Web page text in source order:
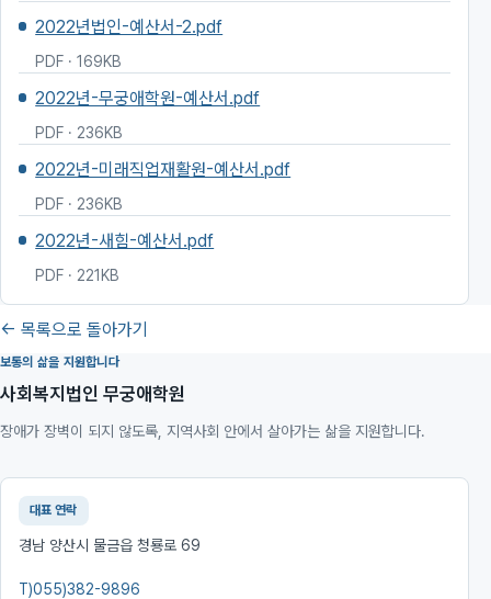
2022년법인-예산서-2.pdf
PDF · 169KB
2022년-무궁애학원-예산서.pdf
PDF · 236KB
2022년-미래직업재활원-예산서.pdf
PDF · 236KB
2022년-새힘-예산서.pdf
PDF · 221KB
← 목록으로 돌아가기
보통의 삶을 지원합니다
사회복지법인 무궁애학원
장애가 장벽이 되지 않도록, 지역사회 안에서 살아가는 삶을 지원합니다.
대표 연락
경남 양산시 물금읍 청룡로 69
T)055)382-9896